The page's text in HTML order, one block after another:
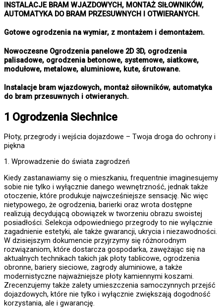
INSTALACJE BRAM WJAZDOWYCH, MONTAŻ SIŁOWNIKÓW,
AUTOMATYKA DO BRAM PRZESUWNYCH I OTWIERANYCH.
Gotowe ogrodzenia na wymiar, z montażem i demontażem.
Nowoczesne Ogrodzenia panelowe 2D 3D, ogrodzenia
palisadowe, ogrodzenia betonowe, systemowe, siatkowe,
modułowe, metalowe, aluminiowe, kute, śrutowane.
Instalacje bram wjazdowych, montaż siłowników, automatyka
do bram przesuwnych i otwieranych.
1 Ogrodzenia Siechnice
Płoty, przegrody i wejścia dojazdowe – Twoja droga do ochrony i
piękna
1. Wprowadzenie do świata zagrodzeń
Kiedy zastanawiamy się o mieszkaniu, frequentnie imaginesujemy
sobie nie tylko i wyłącznie danego wewnętrzność, jednak także
otoczenie, które produkuje najwcześniejsze sensację. Nic więc
nietypowego, że ogrodzenia, barierki oraz wrota dostępne
realizują decydującą obowiązek w tworzeniu obrazu swoistej
posiadłości. Selekcja odpowiedniego przegrody to nie wyłącznie
zagadnienie estetyki, ale także gwarancji, ukrycia i niezawodności.
W dzisiejszym dokumencie przyjrzymy się różnorodnym
rozwiązaniom, które dostarcza gospodarka, zawężając się na
aktualnych technikach takich jak płoty tablicowe, ogrodzenia
obronne, bariery sieciowe, zagrody aluminiowe, a także
modernistyczne najważniejsze płoty kamiennymi koszami.
Zrecenzujemy także zalety umieszczenia samoczynnych przejść
dojazdowych, które nie tylko i wyłącznie zwiększają dogodność
korzystania, ale i gwarancję.